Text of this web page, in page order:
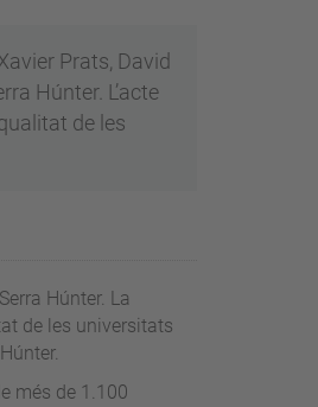
Prats, David
Húnter. L’acte
de les
Húnter. La
de les universitats
més de 1.100